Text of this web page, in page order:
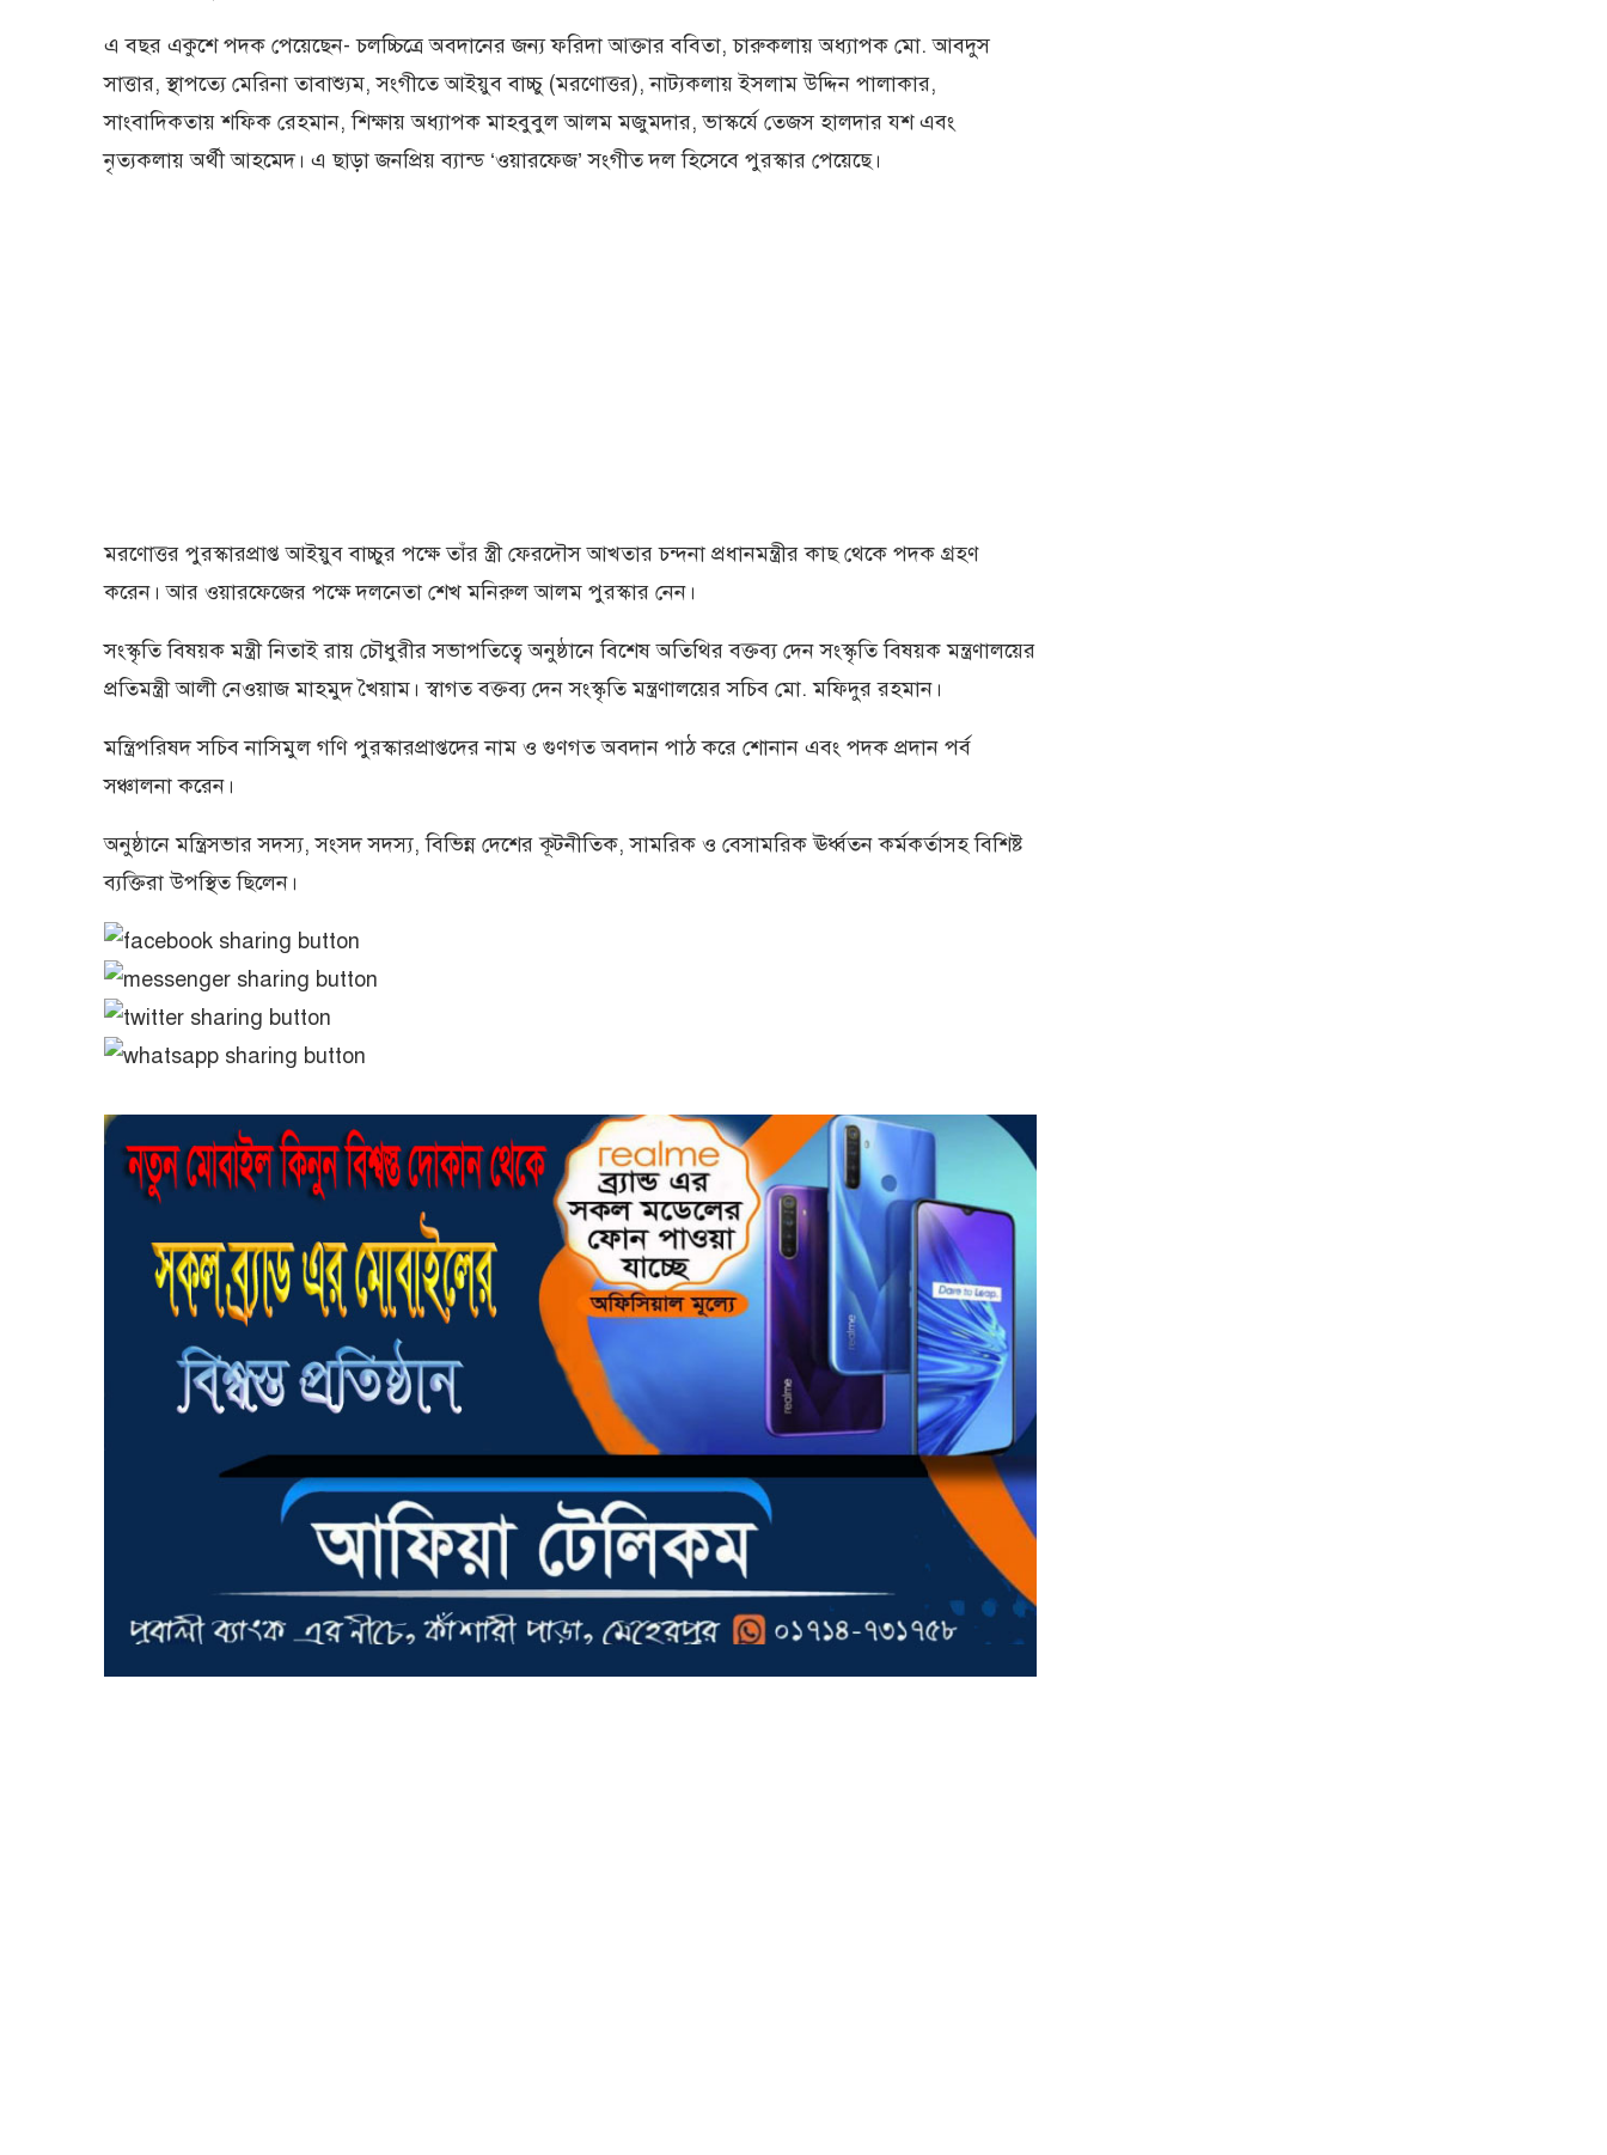
এ বছর একুশে পদক পেয়েছেন- চলচ্চিত্রে অবদানের জন্য ফরিদা আক্তার ববিতা, চারুকলায় অধ্যাপক মো. আবদুস
সাত্তার, স্থাপত্যে মেরিনা তাবাশ্যুম, সংগীতে আইয়ুব বাচ্চু (মরণোত্তর), নাট্যকলায় ইসলাম উদ্দিন পালাকার,
সাংবাদিকতায় শফিক রেহমান, শিক্ষায় অধ্যাপক মাহবুবুল আলম মজুমদার, ভাস্কর্যে তেজস হালদার যশ এবং
নৃত্যকলায় অর্থী আহমেদ। এ ছাড়া জনপ্রিয় ব্যান্ড ‘ওয়ারফেজ’ সংগীত দল হিসেবে পুরস্কার পেয়েছে।
মরণোত্তর পুরস্কারপ্রাপ্ত আইয়ুব বাচ্চুর পক্ষে তাঁর স্ত্রী ফেরদৌস আখতার চন্দনা প্রধানমন্ত্রীর কাছ থেকে পদক গ্রহণ
করেন। আর ওয়ারফেজের পক্ষে দলনেতা শেখ মনিরুল আলম পুরস্কার নেন।
সংস্কৃতি বিষয়ক মন্ত্রী নিতাই রায় চৌধুরীর সভাপতিত্বে অনুষ্ঠানে বিশেষ অতিথির বক্তব্য দেন সংস্কৃতি বিষয়ক মন্ত্রণালয়ের
প্রতিমন্ত্রী আলী নেওয়াজ মাহমুদ খৈয়াম। স্বাগত বক্তব্য দেন সংস্কৃতি মন্ত্রণালয়ের সচিব মো. মফিদুর রহমান।
মন্ত্রিপরিষদ সচিব নাসিমুল গণি পুরস্কারপ্রাপ্তদের নাম ও গুণগত অবদান পাঠ করে শোনান এবং পদক প্রদান পর্ব
সঞ্চালনা করেন।
অনুষ্ঠানে মন্ত্রিসভার সদস্য, সংসদ সদস্য, বিভিন্ন দেশের কূটনীতিক, সামরিক ও বেসামরিক ঊর্ধ্বতন কর্মকর্তাসহ বিশিষ্ট
ব্যক্তিরা উপস্থিত ছিলেন।